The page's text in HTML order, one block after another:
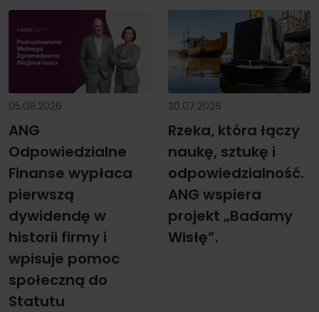
05.08.2026
ANG
Odpowiedzialne
Finanse wypłaca
pierwszą
dywidendę w
historii firmy i
wpisuje pomoc
społeczną do
Statutu
30.07.2026
Rzeka, która łączy
naukę, sztukę i
odpowiedzialność.
ANG wspiera
projekt „Badamy
Wisłę”.